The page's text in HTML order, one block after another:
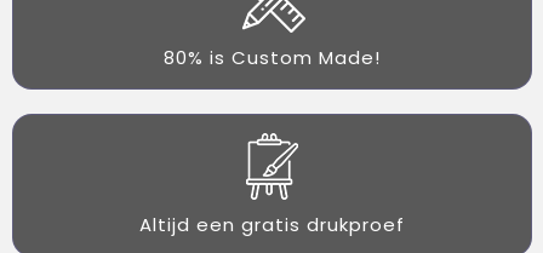
80% is Custom Made!
Altijd een gratis drukproef